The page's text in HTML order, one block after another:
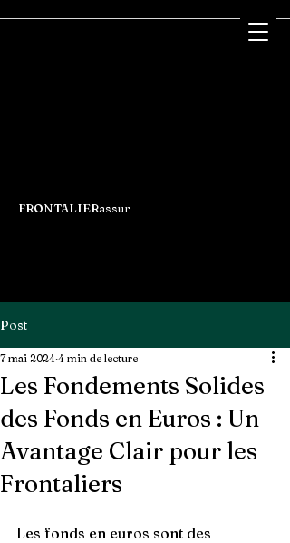
FRONTALIERassur
Post
Les Fondements Solides
des Fonds en Euros : Un
Avantage Clair pour les
Frontaliers
7 mai 2024 4 min de lecture
Les fonds en euros sont des